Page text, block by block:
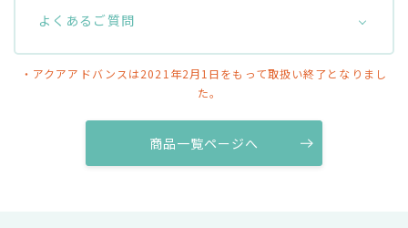
よくあるご質問
・アクアアドバンスは2021年2月1日をもって取扱い終了となりまし
た。
商品一覧ページへ